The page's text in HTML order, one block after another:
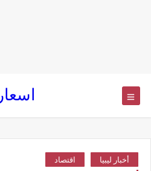
اسعار
أخبار ليبيا اقتصاد